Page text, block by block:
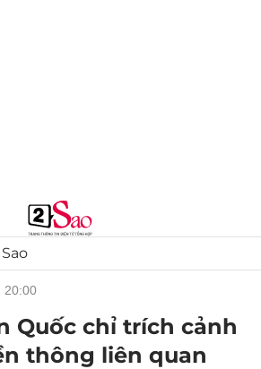
Sao
20:00
Quốc chỉ trích cảnh
thông liên quan